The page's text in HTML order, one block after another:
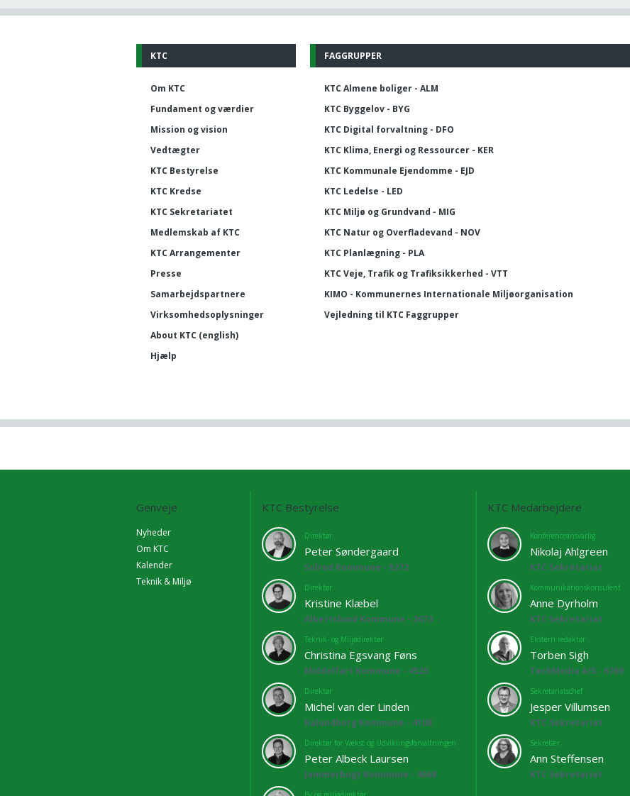
KTC
Om KTC
Fundament og værdier
Mission og vision
Vedtægter
KTC Bestyrelse
KTC Kredse
KTC Sekretariatet
Medlemskab af KTC
KTC Arrangementer
Presse
Samarbejdspartnere
Virksomhedsoplysninger
About KTC (english)
Hjælp
FAGGRUPPER
KTC Almene boliger - ALM
KTC Byggelov - BYG
KTC Digital forvaltning - DFO
KTC Klima, Energi og Ressourcer - KER
KTC Kommunale Ejendomme - EJD
KTC Ledelse - LED
KTC Miljø og Grundvand - MIG
KTC Natur og Overfladevand - NOV
KTC Planlægning - PLA
KTC Veje, Trafik og Trafiksikkerhed - VTT
KIMO - Kommunernes Internationale Miljøorganisation
Vejledning til KTC Faggrupper
Genveje
Nyheder
Om KTC
Kalender
Teknik & Miljø
KTC Bestyrelse
Direktør
Peter Søndergaard
Solrød Kommune - 5272
Direktør
Kristine Klæbel
Albertslund Kommune - 2673
Teknik- og Miljødirektør
Christina Egsvang Føns
Middelfart Kommune - 4525
Direktør
Michel van der Linden
Kalundborg Kommune - 4108
Direktør for Vækst og Udviklingsforvaltningen
Peter Albeck Laursen
Jammerbugt Kommune - 4068
KTC Medarbejdere
Konferenceansvarlig
Nikolaj Ahlgreen
KTC Sekretariat
Kommunikationskonsulent
Anne Dyrholm
KTC Sekretariat
Ekstern redaktør
Torben Sigh
TechMedia A/S - 6769
Sekretariatschef
Jesper Villumsen
KTC Sekretariat
Sekretær
Ann Steffensen
KTC Sekretariat